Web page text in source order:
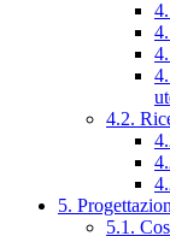
4.2.
5.
5.1.